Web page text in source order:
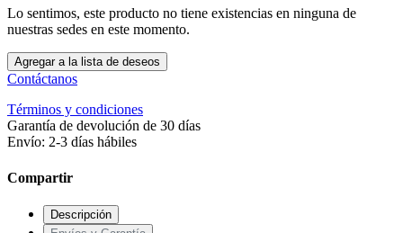
Lo sentimos, este producto no tiene existencias en ninguna de
nuestras sedes en este momento.
Agregar a la lista de deseos
Contáctanos
Términos y condiciones
Garantía de devolución de 30 días
Envío: 2-3 días hábiles
Compartir
Descripción